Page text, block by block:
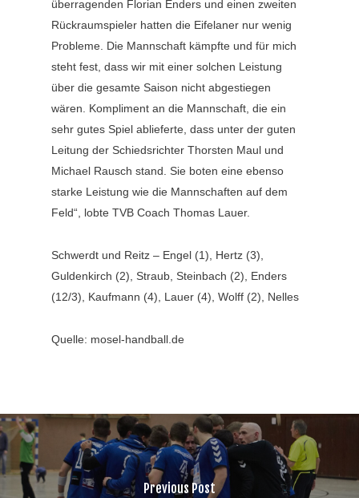
überragenden Florian Enders und einen zweiten
Rückraumspieler hatten die Eifelaner nur wenig
Probleme. Die Mannschaft kämpfte und für mich
steht fest, dass wir mit einer solchen Leistung
über die gesamte Saison nicht abgestiegen
wären. Kompliment an die Mannschaft, die ein
sehr gutes Spiel ablieferte, dass unter der guten
Leitung der Schiedsrichter Thorsten Maul und
Michael Rausch stand. Sie boten eine ebenso
starke Leistung wie die Mannschaften auf dem
Feld“, lobte TVB Coach Thomas Lauer.
Schwerdt und Reitz – Engel (1), Hertz (3),
Guldenkirch (2), Straub, Steinbach (2), Enders
(12/3), Kaufmann (4), Lauer (4), Wolff (2), Nelles
Quelle: mosel-handball.de
Previous Post